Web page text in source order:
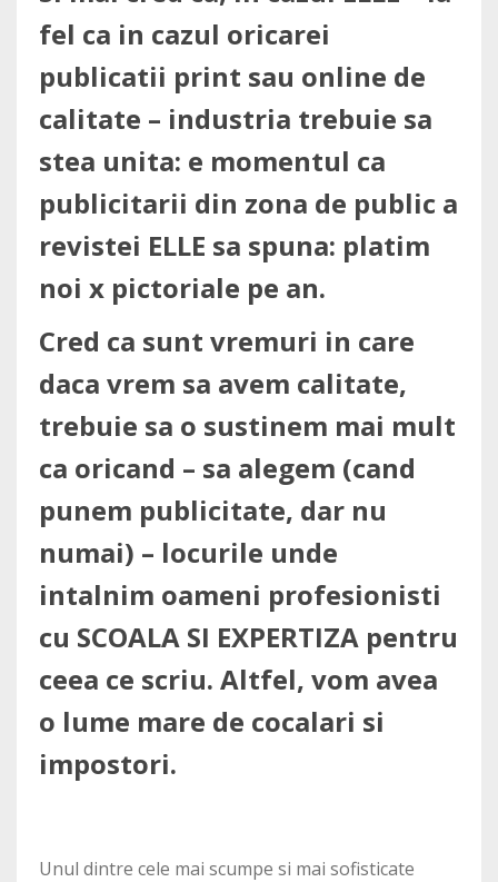
fel ca in cazul oricarei
publicatii print sau online de
calitate – industria trebuie sa
stea unita: e momentul ca
publicitarii din zona de public a
revistei ELLE sa spuna: platim
noi x pictoriale pe an.
Cred ca sunt vremuri in care
daca vrem sa avem calitate,
trebuie sa o sustinem mai mult
ca oricand – sa alegem (cand
punem publicitate, dar nu
numai) – locurile unde
intalnim oameni profesionisti
cu SCOALA SI EXPERTIZA pentru
ceea ce scriu. Altfel, vom avea
o lume mare de cocalari si
impostori.
Unul dintre cele mai scumpe si mai sofisticate